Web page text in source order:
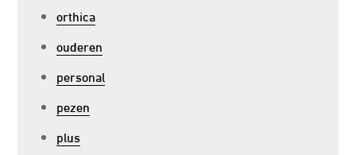
orthica
ouderen
personal
pezen
plus